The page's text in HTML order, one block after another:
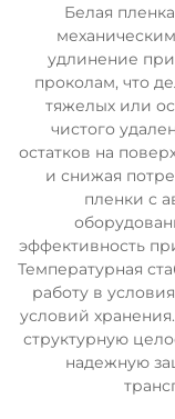
Белая
удлинение
проколам, что
тяжелых или
чистого
остатков на
и снижая
пленки с
эффективность
Температурная
работу в
условий
структурную
надежную